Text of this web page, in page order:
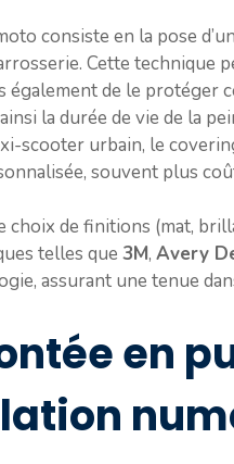
consiste en la pose
Cette technique
également de le protéger
la durée de vie de la
scooter urbain, le
souvent plus
choix de finitions (mat,
telles que 3M, Avery
assurant une tenue
en